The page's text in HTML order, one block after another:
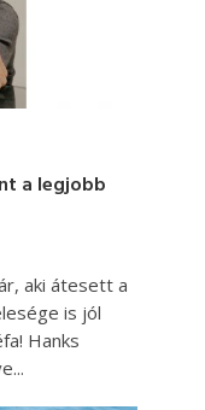
a legjobb
aki átesett a
is jól
Hanks